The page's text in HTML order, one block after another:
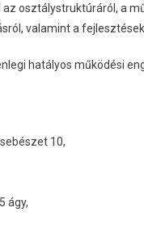
osztálystruktúráról, a
valamint a
hatályos működési
10,
ágy,